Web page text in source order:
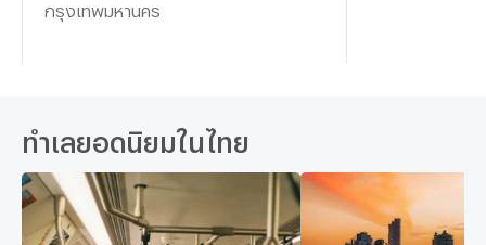
กรุงเทพมหานคร
ทำเลยอดนิยมในไทย